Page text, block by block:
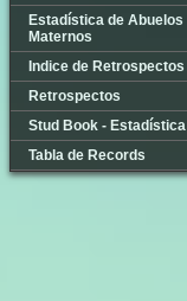
Estadística de Abuelos
Maternos
Indice de Retrospectos
Retrospectos
Stud Book - Estadística
Tabla de Records